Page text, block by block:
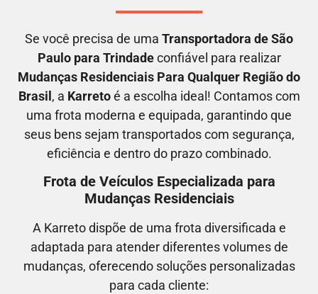
Se você precisa de uma Transportadora de São
Paulo para Trindadeconfiável para realizar
Mudanças Residenciais Para Qualquer Região do
Brasil , a Karretoé a escolha ideal! Contamos com
uma frota moderna e equipada, garantindo que
seus bens sejam transportados com segurança,
eficiência e dentro do prazo combinado.
Frota de Veículos Especializada para
Mudanças Residenciais
A Karreto dispõe de uma frota diversificada e
adaptada para atender diferentes volumes de
mudanças, oferecendo soluções personalizadas
para cada cliente: